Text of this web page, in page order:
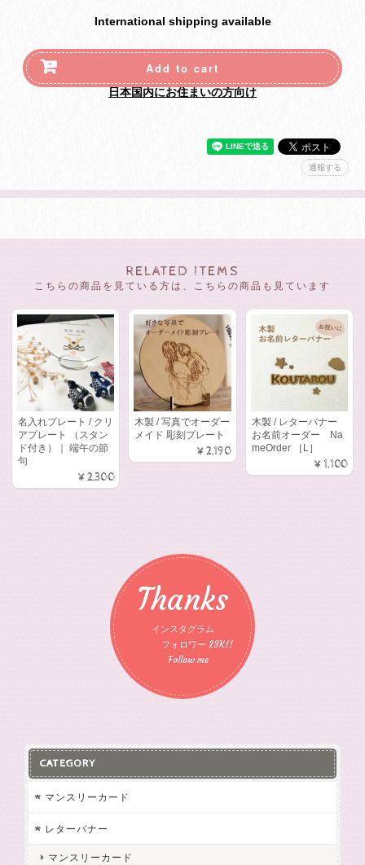
International shipping available
Add to cart
日本国内にお住まいの方向け
通報する
RELATED ITEMS
こちらの商品を見ている方は、こちらの商品も見ています
名入れプレート / クリ
アプレート （スタン
ド付き）｜ 端午の節
句
¥2,300
木製 / 写真でオーダー
メイド 彫刻プレート
¥2,190
木製 / レターバナー
お名前オーダー Na
meOrder ［L］
¥1,100
Thanks
インスタグラム
フォロワー 23K!!
Follow me
CATEGORY
マンスリーカード
レターバナー
マンスリーカード